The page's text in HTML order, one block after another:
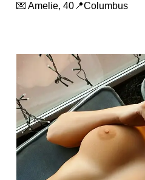
💌 Amelie, 40📍Columbus